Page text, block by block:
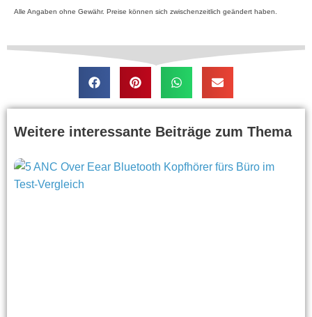
Alle Angaben ohne Gewähr. Preise können sich zwischenzeitlich geändert haben.
Weitere interessante Beiträge zum Thema